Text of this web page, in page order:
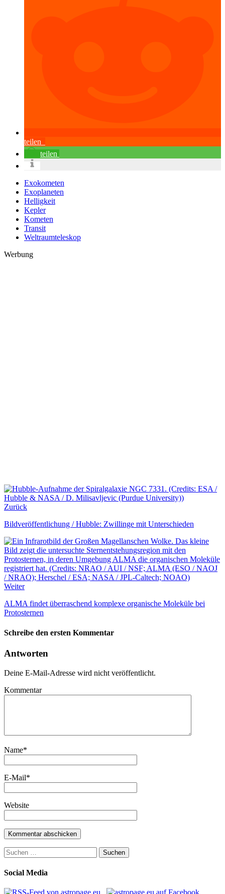
teilen
teilen
Exokometen
Exoplaneten
Helligkeit
Kepler
Kometen
Transit
Weltraumteleskop
Werbung
Zurück
Bildveröffentlichung / Hubble: Zwillinge mit Unterschieden
Weiter
ALMA findet überraschend komplexe organische Moleküle bei
Protosternen
Schreibe den ersten Kommentar
Antworten
Deine E-Mail-Adresse wird nicht veröffentlicht.
Kommentar
Name*
E-Mail*
Website
Suchen
nach:
Social Media